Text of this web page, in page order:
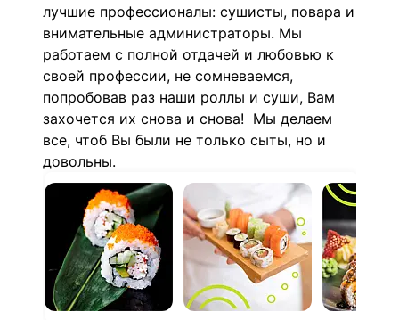
лучшие профессионалы: сушисты, повара и
внимательные администраторы. Мы
работаем с полной отдачей и любовью к
своей профессии, не сомневаемся,
попробовав раз наши роллы и суши, Вам
захочется их снова и снова! Мы делаем
все, чтоб Вы были не только сыты, но и
довольны.